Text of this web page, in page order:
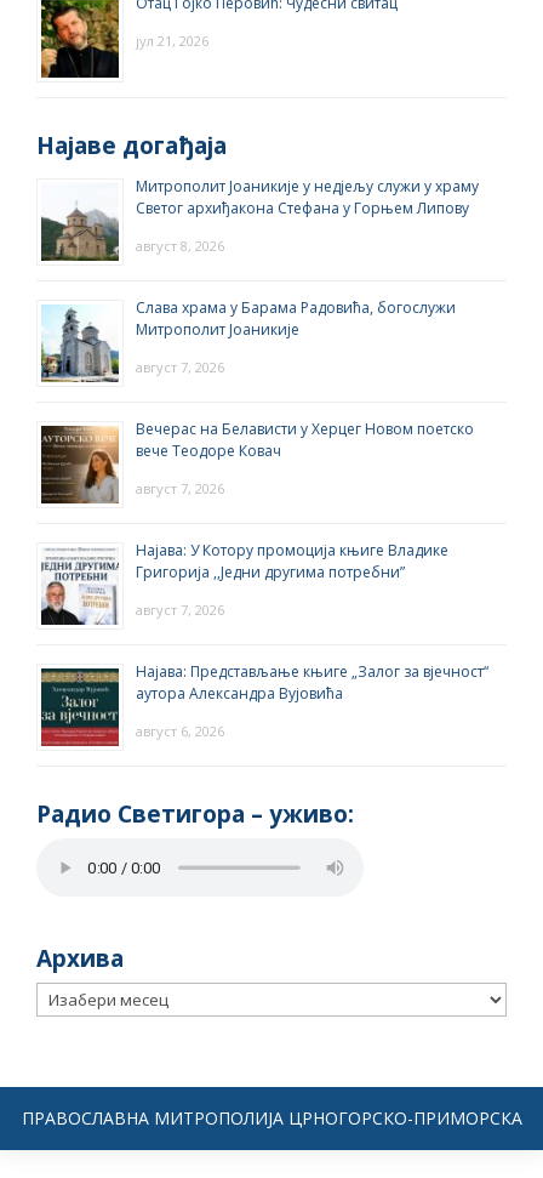
јул 21, 2026
Најаве догађаја
Митрополит Јоаникије у недјељу служи у храму
Светог архиђакона Стефана у Горњем Липову
август 8, 2026
Слава храма у Барама Радовића, богослужи
Митрополит Јоаникије
август 7, 2026
Вечерас на Белависти у Херцег Новом поетско
вече Теодоре Ковач
август 7, 2026
Најава: У Котору промоција књиге Владике
Григорија ,,Једни другима потребни”
август 7, 2026
Најава: Представљање књиге „Залог за вјечност“
аутора Александра Вујовића
август 6, 2026
Радио Светигора – yживо:
Архива
Архива
ПРАВОСЛАВНА МИТРОПОЛИЈА ЦРНОГОРСКО-ПРИМОРСКА